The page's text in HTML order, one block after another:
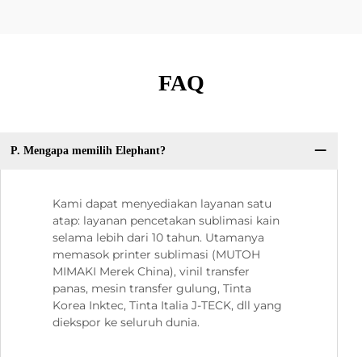
FAQ
P. Mengapa memilih Elephant?
Kami dapat menyediakan layanan satu
atap: layanan pencetakan sublimasi kain
selama lebih dari 10 tahun. Utamanya
memasok printer sublimasi (MUTOH
MIMAKI Merek China), vinil transfer
panas, mesin transfer gulung, Tinta
Korea Inktec, Tinta Italia J-TECK, dll yang
diekspor ke seluruh dunia.